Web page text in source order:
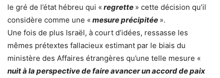
le gré de l’état hébreu qui « regrette » cette décision qu’il
considère comme une « mesure précipitée ».
Une fois de plus Israël, à court d’idées, ressasse les
mêmes prétextes fallacieux estimant par le biais du
ministère des Affaires étrangères qu’une telle mesure «
nuit à la perspective de faire avancer un accord de paix